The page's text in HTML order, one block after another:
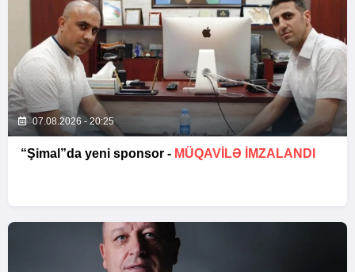
07.08.2026 - 20:25
“Şimal”da yeni sponsor - MÜQAVİLƏ İMZALANDI